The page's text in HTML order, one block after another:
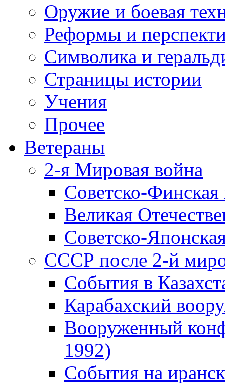
Оружие и боевая
Реформы и
Символика и
Страницы истории
Учения
Прочее
Ветераны
2-я Мировая война
Советско-
Великая
Советско-
СССР после 2-й
События в
Карабахский
Вооруженный
1992)
События на